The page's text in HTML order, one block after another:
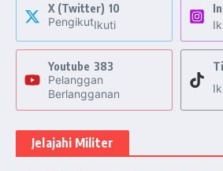
X (Twitter) 10
PengikutIkuti
Youtube 383
Pelanggan
Berlangganan
Jelajahi Militer